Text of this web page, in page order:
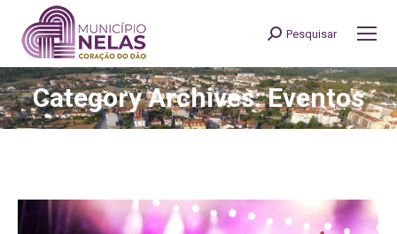
Search:
Pesquisar
Category Archives: Eventos
You are here: